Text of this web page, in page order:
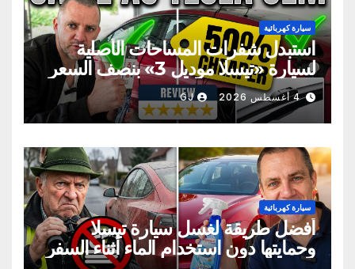
سيارة كهربائية
استبدل شفرات المساحات الأصلية
لسيارة «تيسلا موديل 3» بنصف السعر
4 أغسطس 2026 GJ
سيارة كهربائية
أفضل طريقة لغسل سيارة تيسلا
وحمايتها دون استخدام الماء أثناء السفر